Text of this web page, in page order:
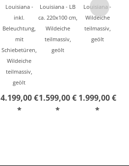
Louisiana -
inkl.
Beleuchtung,
mit
Schiebetüren,
Wildeiche
teilmassiv,
geölt
4.199,00 €
*
Louisiana - LB
ca. 220x100 cm,
Wildeiche
teilmassiv,
geölt
1.599,00 €
*
Louisiana -
Wildeiche
teilmassiv,
geölt
1.999,00 €
*